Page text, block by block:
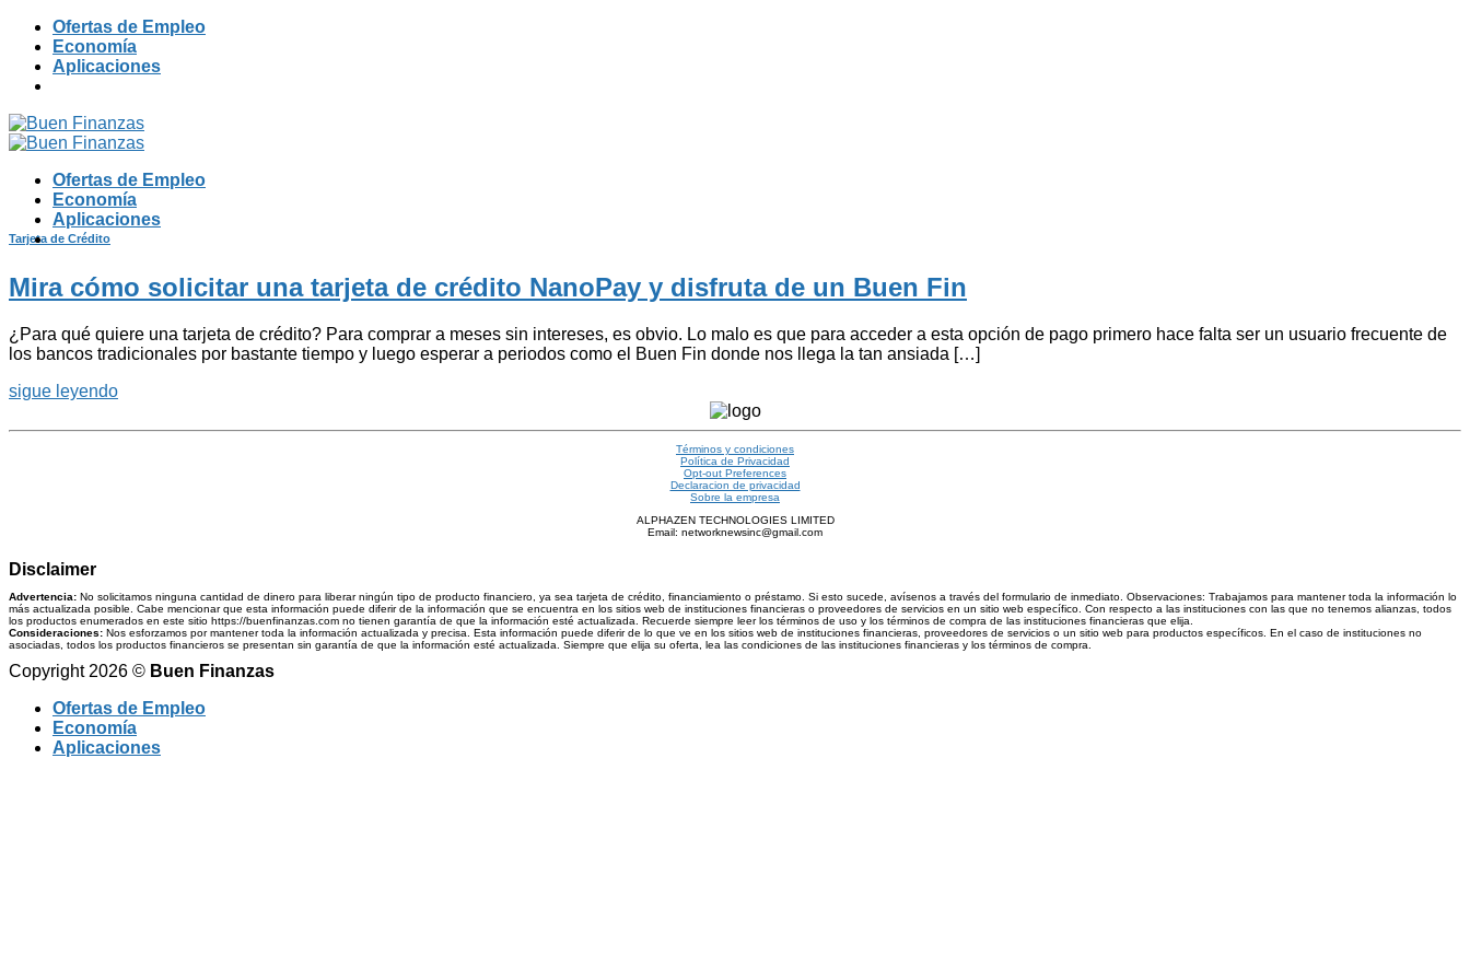
Skip
content
Ofertas de Empleo
Economía
Aplicaciones
Ofertas de Empleo
Economía
Aplicaciones
Tarjeta de Crédito
Mira cómo solicitar una tarjeta de crédito NanoPay y disfruta de un Buen Fin
¿Para qué quiere una tarjeta de crédito? Para comprar a meses sin intereses, es obvio. Lo malo es que para acceder a esta opción de pago primero hace falta ser un usuario frecuente de
los bancos tradicionales por bastante tiempo y luego esperar a periodos como el Buen Fin donde nos llega la tan ansiada […]
sigue leyendo
Términos y condiciones
Política de Privacidad
Opt-out Preferences
Declaracion de privacidad
Sobre la empresa
ALPHAZEN TECHNOLOGIES LIMITED
Email: networknewsinc@gmail.com
Disclaimer
Advertencia: No solicitamos ninguna cantidad de dinero para liberar ningún tipo de producto financiero, ya sea tarjeta de crédito, financiamiento o préstamo. Si esto sucede, avísenos a través del formulario de inmediato. Observaciones: Trabajamos para mantener toda la información lo
más actualizada posible. Cabe mencionar que esta información puede diferir de la información que se encuentra en los sitios web de instituciones financieras o proveedores de servicios en un sitio web específico. Con respecto a las instituciones con las que no tenemos alianzas, todos
los productos enumerados en este sitio https://buenfinanzas.com no tienen garantía de que la información esté actualizada. Recuerde siempre leer los términos de uso y los términos de compra de las instituciones financieras que elija.
Consideraciones: Nos esforzamos por mantener toda la información actualizada y precisa. Esta información puede diferir de lo que ve en los sitios web de instituciones financieras, proveedores de servicios o un sitio web para productos específicos. En el caso de instituciones no
asociadas, todos los productos financieros se presentan sin garantía de que la información esté actualizada. Siempre que elija su oferta, lea las condiciones de las instituciones financieras y los términos de compra.
Copyright 2026 © Buen Finanzas
Ofertas de Empleo
Economía
Aplicaciones